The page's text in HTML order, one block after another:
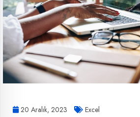
20 Aralık, 2023 Excel